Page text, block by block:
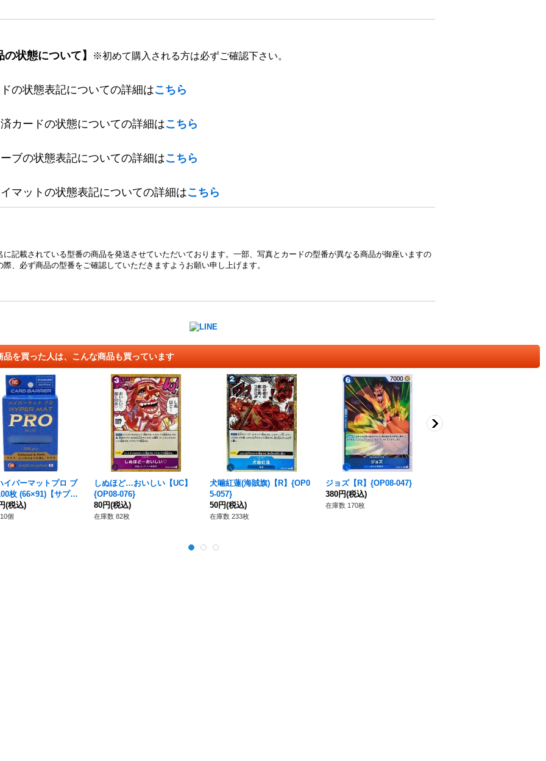
の状態について】 ※初めて購入される方は必ずご確認下さい。
の状態表記についての詳細はこちら
カードの状態についての詳細はこちら
ブの状態表記についての詳細はこちら
マットの状態表記についての詳細はこちら
記載されている型番の商品を発送させていただいております。一部、写真とカードの型番が異なる商品が御座いますの
際、必ず商品の型番をご確認していただきますようお願い申し上げます。
品を買った人は、こんな商品も買っています
イパーマットプロ ブ
枚 (66×91)【サプラ
(税込)
個
しぬほど…おいしい【UC】
{OP08-076}
80円(税込)
在庫数 82枚
犬噛紅蓮(海賊旗)【R】{OP0
5-057}
50円(税込)
在庫数 233枚
ジョズ【R】{OP08-047}
380円(税込)
在庫数 170枚